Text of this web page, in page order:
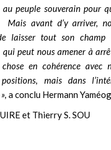
peuple souverain pour
avant d’y arriver,
laisser tout son champ
qui peut nous amener à
en cohérence avec
mais dans
a conclu Hermann
et Thierry S. SOU